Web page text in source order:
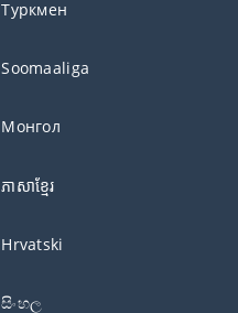
Туркмен
Soomaaliga
Монгол
ភាសាខ្មែរ
Hrvatski
සිංහල